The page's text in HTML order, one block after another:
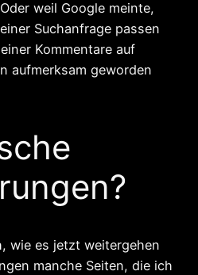
weil Google meinte,
Suchanfrage passen
Kommentare auf
aufmerksam geworden
wie es jetzt weitergehen
manche Seiten, die ich